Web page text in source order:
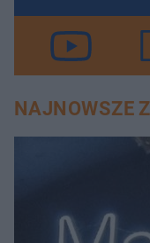
NAJNOWSZE